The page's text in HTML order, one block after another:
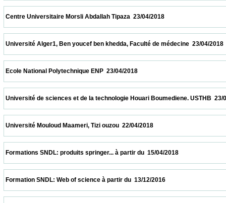
Centre Universitaire Morsli Abdallah Tipaza  23/04/2018
Université Alger1, Ben youcef ben khedda, Faculté de médecine
Ecole National Polytechnique ENP  23/04/2018
Université de sciences et de la technologie Houari Boumediene.
Université Mouloud Maameri, Tizi ouzou  22/04/2018
Formations SNDL: produits springer... à partir du  15/04/2018
Formation SNDL: Web of science à partir du  13/12/2016